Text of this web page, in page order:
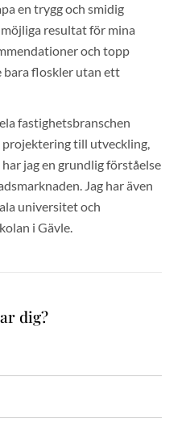
en trygg och smidig
resultat för mina
och topp
bara floskler utan ett
fastighetsbranschen
projektering till utveckling,
jag en grundlig förståelse
Jag har även
universitet och
i Gävle.
dig?